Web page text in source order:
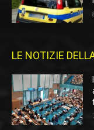
LE NOTIZIE